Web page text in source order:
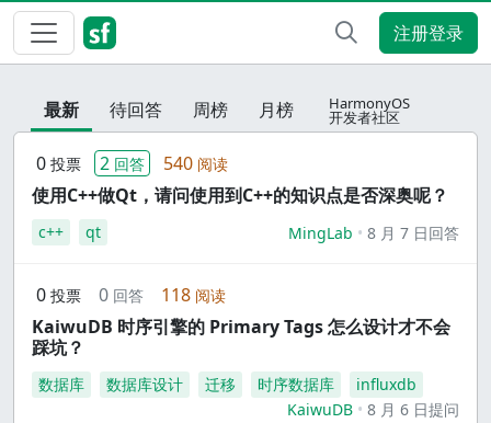
注册登录
最新 待回答 周榜 月榜 HarmonyOS
开发者社区
0 投票 2 回答 540 阅读
使用C++做Qt，请问使用到C++的知识点是否深奥呢？
c++ qt MingLab 8 月 7 日回答
0 投票 0 回答 118 阅读
KaiwuDB 时序引擎的 Primary Tags 怎么设计才不会
踩坑？
数据库 数据库设计 迁移 时序数据库
influxdb
KaiwuDB
8 月 6 日提问